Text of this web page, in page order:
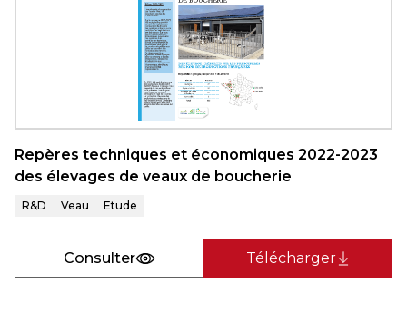
Repères techniques et économiques 2022-2023
des élevages de veaux de boucherie
R&D Veau Etude
Consulter Télécharger